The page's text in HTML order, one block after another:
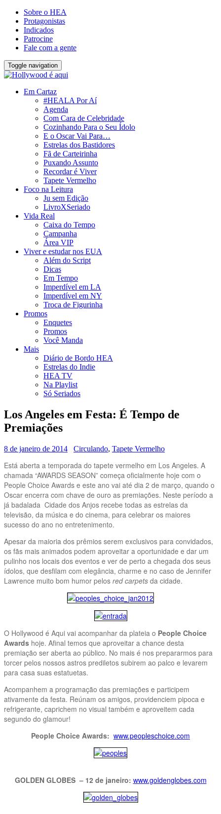
Sobre o HEA
Protagonistas
Indicados
Patrocine
Fale com a gente
Toggle navigation
Em Cartaz
#HEALA Por Aí
Agenda
Com Cara de Celebridade
Cozinhando Para o Seu Ídolo
E o Oscar Vai Para…
Estrelas dos Bastidores
Fã de Carteirinha
Puxando Assunto
Recordar é Viver
Tapete Vermelho
Foco na Leitura
Ju sem Edição
LivroXSeriado
Vida Real
Caixa do Tempo
Campanha
Área VIP
Viver e estudar nos EUA
Além do Script
Dicas
Em Tempo
Imperdível em LA
Imperdível em NY
Troca de Figurinha
Promos
Enquetes
Promos
Você Manda
Mais
Diário de Bordo HEA
Estrelas do Indie
HEA TV
Na Playlist
Só Seriados
Los Angeles em Festa: É Tempo de
Premiações
8 de janeiro de 2014 Circulando, Tapete Vermelho
Está aberta a temporada do tapete vermelho em Los Angeles. A
chamada “AWARDS SEASON” começa oficialmente hoje com o
People Choice Awards e este ano vai até dia 2 de março, quando o
Oscar encerra com chave de ouro as premiações. Neste período a
já badalada Cidade dos Anjos recebe todas as estrelas da
televisão, da música e do cinema, para celebrar os maiores
sucesso do ano no entretenimento.
Apesar da maioria dos prêmios serem exclusivos para convidados,
os fãs mais animados podem aproveitar a oportunidade e dar um
pulinho nos locais dos eventos e ver de perto a chegada dos seus
ídolos, que desfilam com elegância, charme e no caso de Jennifer
Lawrence muito bom humor pelos red carpets da cidade.
O Hollywood é Aqui vai acompanhar da plateia o People Choice
Awards hoje. Afinal temos que aproveitar a chance desta
premiação ser aberta ao público. No mais é nos prepararmos para
torcer pelos nossos astros prediletos subirem ao palco e levarem
para casa suas estatuetas.
Acompanhem a programação das premiações e participem
ativamente da festa. Reúnam os amigos, providenciem pipoca e
refrigerante, caprichem no visual também e aproveitem cada
segundo do glamour!
People Choice Awards: www.peopleschoice.com
GOLDEN GLOBES – 12 de janeiro: www.goldenglobes.com